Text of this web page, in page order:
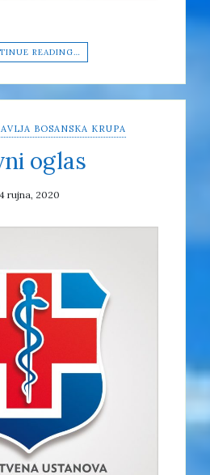
READING…
BOSANSKA KRUPA
oglas
4 rujna, 2020